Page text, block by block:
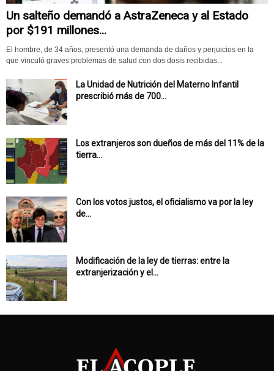
Un salteño demandó a AstraZeneca y al Estado
por $191 millones...
El hombre, de 34 años, presentó una demanda de daños y perjuicios en la
que vinculó graves problemas de salud con dos dosis recibidas...
La Unidad de Nutrición del Materno Infantil
prescribió más de 700...
Los extranjeros son dueños de más del 11% de la
tierra...
Con los votos justos, el oficialismo va por la ley
de...
Modificación de la ley de tierras: entre la
extranjerización y el...